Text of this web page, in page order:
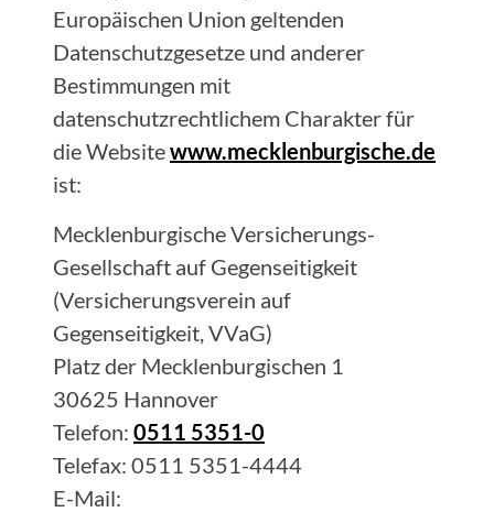
Europäischen Union geltenden
Datenschutzgesetze und anderer
Bestimmungen mit
datenschutzrechtlichem Charakter für
die Websitewww.mecklenburgische.de
ist:
Mecklenburgische Versicherungs-
Gesellschaft auf Gegenseitigkeit
(Versicherungsverein auf
Gegenseitigkeit, VVaG)
Platz der Mecklenburgischen 1
30625 Hannover
Telefon: 0511 5351-0
Telefax: 0511 5351-4444
E-Mail: